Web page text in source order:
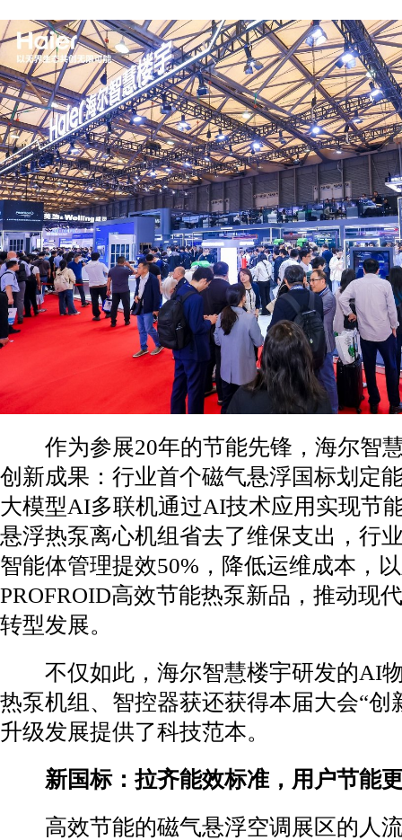
作为参展20年的节能先锋，海尔智
创新成果：行业首个磁气悬浮国标划定
大模型AI多联机通过AI技术应用实现节
悬浮热泵离心机组省去了维保支出，行
智能体管理提效50%，降低运维成本，
PROFROID高效节能热泵新品，推动现
转型发展。
不仅如此，海尔智慧楼宇研发的AI
热泵机组、智控器获还获得本届大会“创
升级发展提供了科技范本。
新国标：拉齐能效标准，用户节能
高效节能的磁气悬浮空调展区的人流